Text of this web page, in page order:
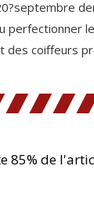
perfectionner
des coiffeurs
85% de